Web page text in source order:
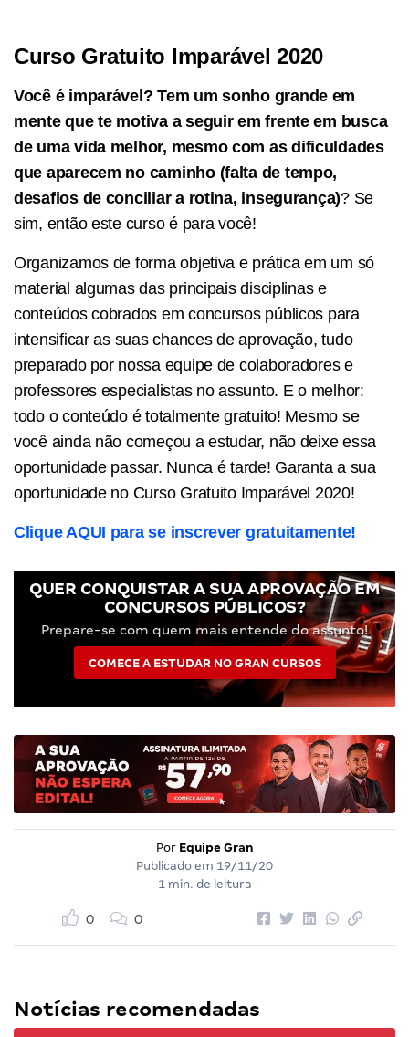
Curso Gratuito Imparável 2020
Você é imparável? Tem um sonho grande em
mente que te motiva a seguir em frente em busca
de uma vida melhor, mesmo com as dificuldades
que aparecem no caminho (falta de tempo,
desafios de conciliar a rotina, insegurança)? Se
sim, então este curso é para você!
Organizamos de forma objetiva e prática em um só
material algumas das principais disciplinas e
conteúdos cobrados em concursos públicos para
intensificar as suas chances de aprovação, tudo
preparado por nossa equipe de colaboradores e
professores especialistas no assunto. E o melhor:
todo o conteúdo é totalmente gratuito! Mesmo se
você ainda não começou a estudar, não deixe essa
oportunidade passar. Nunca é tarde! Garanta a sua
oportunidade no Curso Gratuito Imparável 2020!
Clique AQUI para se inscrever gratuitamente!
QUER CONQUISTAR A SUA APROVAÇÃO EM
CONCURSOS PÚBLICOS?
Prepare-se com quem mais entende do assunto!
COMECE A ESTUDAR NO GRAN CURSOS
Por Equipe Gran
Publicado em 19/11/20
1 min. de leitura
0 0
Notícias recomendadas